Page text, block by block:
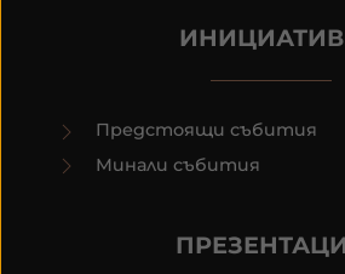
Предстоящи събития
Минали събития